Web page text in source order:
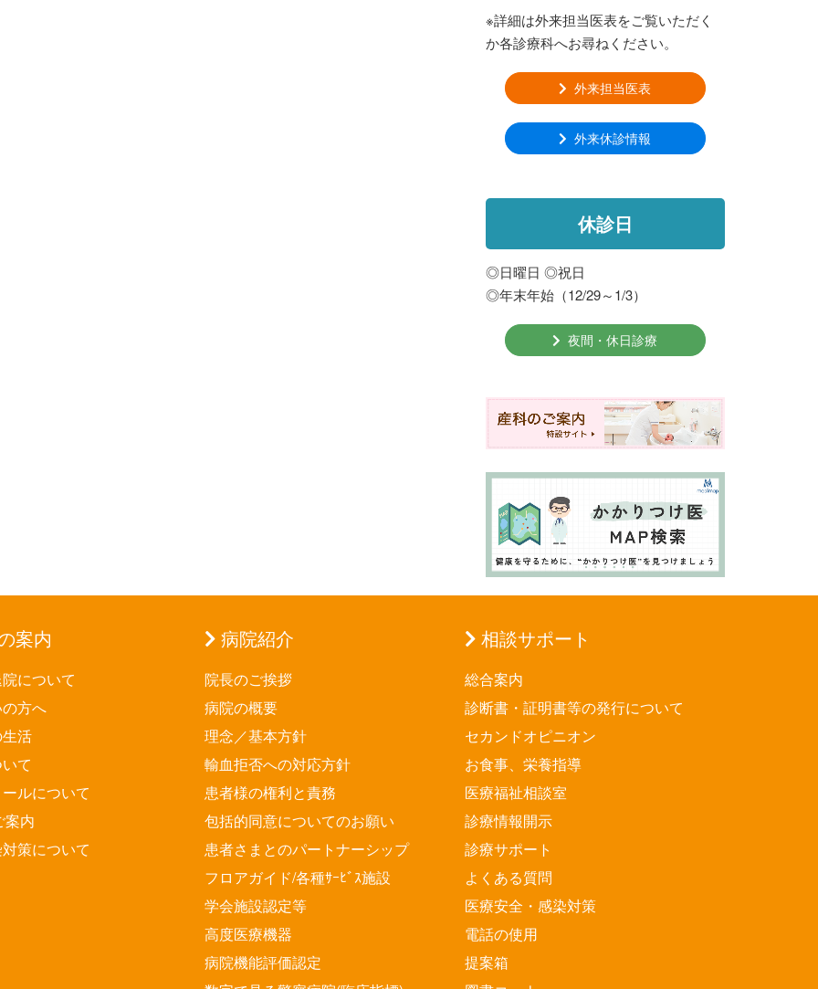
※詳細は外来担当医表をご覧いただく
か各診療科へお尋ねください。
外来担当医表
外来休診情報
休診日
◎日曜日 ◎祝日
◎年末年始（12/29～1/3）
夜間・休日診療
案内
について
方へ
活
て
ルについて
案内
策について
病院紹介
院長のご挨拶
病院の概要
理念／基本方針
輸血拒否への対応方針
患者様の権利と責務
包括的同意についてのお願い
患者さまとのパートナーシップ
フロアガイド/各種ｻｰﾋﾞｽ施設
学会施設認定等
高度医療機器
病院機能評価認定
相談サポート
総合案内
診断書・証明書等の発行について
セカンドオピニオン
お食事、栄養指導
医療福祉相談室
診療情報開示
診療サポート
よくある質問
医療安全・感染対策
電話の使用
提案箱